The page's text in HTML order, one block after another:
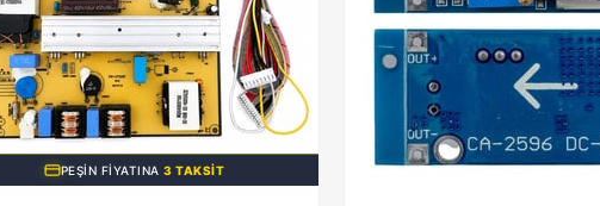
PEŞIN FIYATINA3 TAKSIT